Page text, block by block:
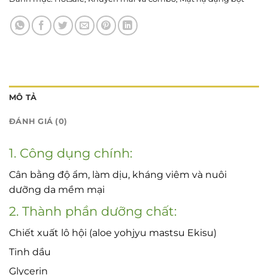
MÔ TẢ
ĐÁNH GIÁ (0)
1. Công dụng chính:
Cân bằng độ ẩm, làm dịu, kháng viêm và nuôi
dưỡng da mềm mại
2. Thành phần dưỡng chất:
Chiết xuất lô hội (aloe yohjyu mastsu Ekisu)
Tinh dầu
Glycerin